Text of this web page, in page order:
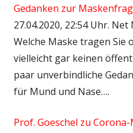
Gedanken zur
27.04.2020, 22:54 Uhr.
Welche Maske tragen Sie
vielleicht gar keinen
paar unverbindliche
für Mund und Nase….
Prof. Goeschel zu